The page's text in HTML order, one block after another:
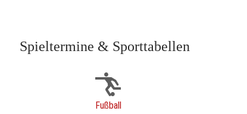
Spieltermine & Sporttabellen
Fußball